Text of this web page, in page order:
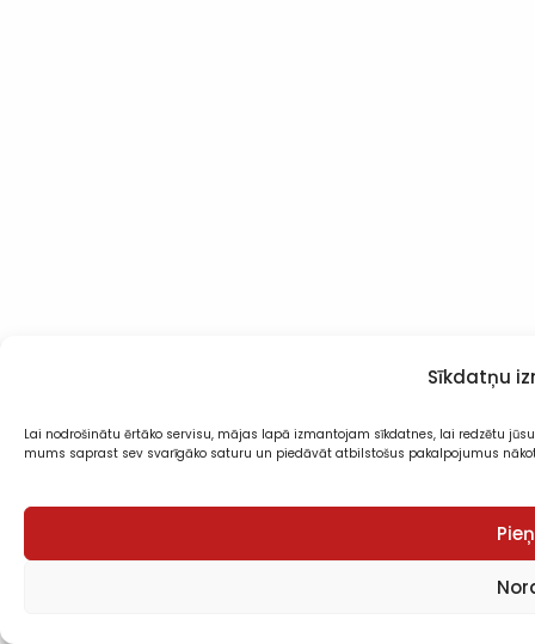
Sīkdatņu
Lai nodrošinātu ērtāko servisu, mājas lapā izmantojam sīkdatnes, lai redzētu
mums saprast sev svarīgāko saturu un piedāvāt atbilstošus pakalpojumus